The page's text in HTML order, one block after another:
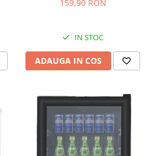
159,90 RON
IN STOC
ADAUGA IN COS